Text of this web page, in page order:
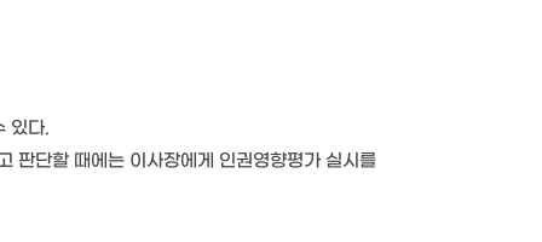
있다.
판단할 때에는 이사장에게 인권영향평가 실시를